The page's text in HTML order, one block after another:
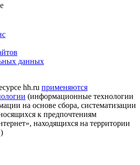
данных
hh.ru применяются
(информационные технологии
на основе сбора, систематизации
к предпочтениям
находящихся на территории